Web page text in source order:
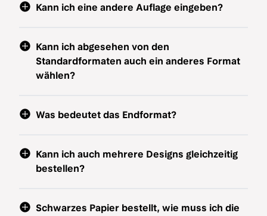
Kann ich eine andere Auflage eingeben?
Kann ich abgesehen von den
Standardformaten auch ein anderes Format
wählen?
Was bedeutet das Endformat?
Kann ich auch mehrere Designs gleichzeitig
bestellen?
Schwarzes Papier bestellt, wie muss ich die